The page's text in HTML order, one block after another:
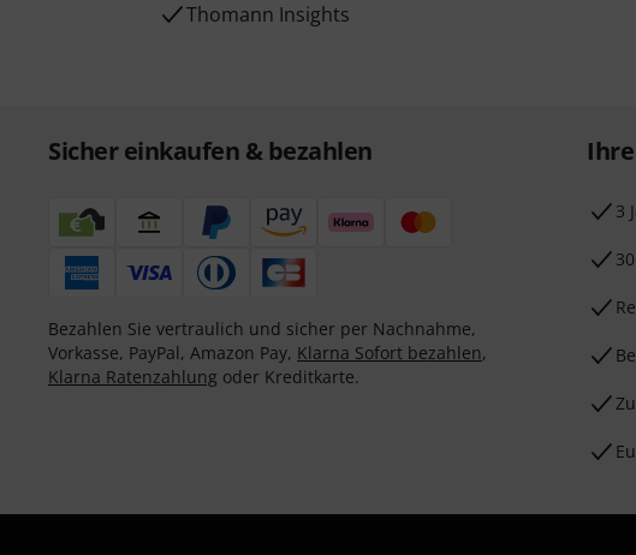
Thomann Insights
Sicher einkaufen & bezahlen
Bezahlen Sie vertraulich und sicher per Nachnahme,
Vorkasse, PayPal, Amazon Pay, Klarna Sofort bezahlen,
Klarna Ratenzahlung oder Kreditkarte.
3